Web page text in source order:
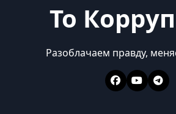
То
Разоблачаем правду,